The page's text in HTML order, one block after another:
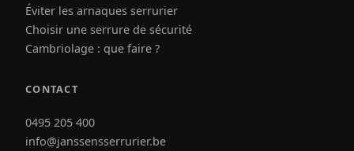
Éviter les arnaques serrurier
Choisir une serrure de sécurité
Cambriolage : que faire ?
CONTACT
0495 205 400
info@janssensserrurier.be